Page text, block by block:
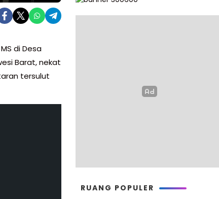
di Desa
Barat, nekat
tersulut
RUANG POPULER